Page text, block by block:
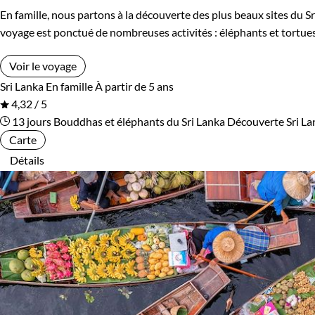
Ouzbekistan Pakistan
Palestine
Pérou Philippines
Pologne Portugal
République tchèque
Rodrigues Roumanie
Rwanda Salvador
Serbie Seychelles
Slovaquie Spitzberg
En famille, nous partons à la découverte des plus beaux sites du
voyage est ponctué de nombreuses activités : éléphants et
Voir le voyage
Sri Lanka En familleÀ partir de 5 ans
4,32 / 5
13 jours Bouddhas et éléphants du Sri Lanka Découverte Sri
Carte
Détails